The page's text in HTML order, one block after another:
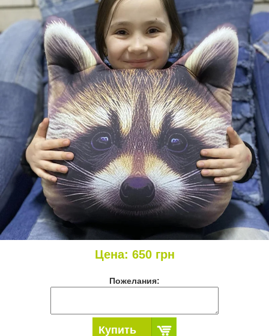
Цена: 650грн
Пожелания:
Купить